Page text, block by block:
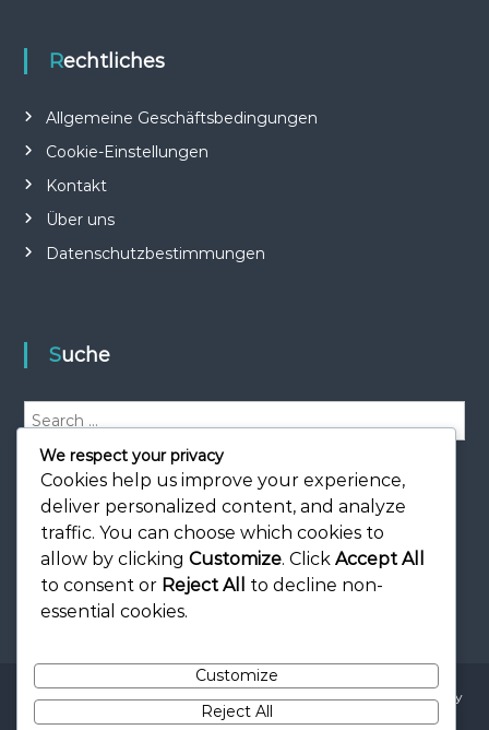
Rechtliches
Allgemeine Geschäftsbedingungen
Cookie-Einstellungen
Kontakt
Über uns
Datenschutzbestimmungen
Suche
e
S
e
a
r
c
h
Copyright © 2026docuzone.atAll rights reserved. Theme:Flash
by
ThemeGrill. Powered byWordPress
We respect your privacy
Cookies help us improve your experience,
deliver personalized content, and analyze
traffic. You can choose which cookies to
allow by clicking Customize. Click Accept All
to consent or Reject All
to decline non-
essential cookies.
Customize
Reject All